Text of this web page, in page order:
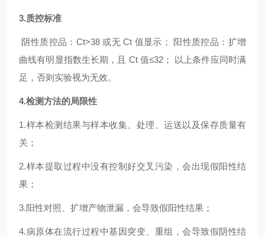
3.质控标准
阴性质控品：Ct>38 或无 Ct 值显示； 阳性质控品：扩增
曲线有明显指数生长期，且 Ct 值≤32； 以上条件应同时满
足，否则实验视为无效。
4.检测方法的局限性
1.样本检测结果与样本收集、处理、运送以及保存质量有
关；
2.样本提取过程中没有控制好交叉污染，会出现假阳性结
果；
3.阳性对照、扩增产物泄漏，会导致假阳性结果；
4.病原体在流行过程中基因突变、重组，会导致假阴性结